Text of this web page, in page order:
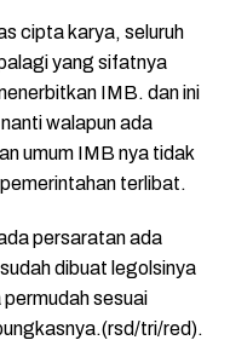
cipta karya, seluruh
yang sifatnya
IMB. dan ini
walapun ada
umum IMB nya tidak
terlibat.
persaratan ada
dibuat legolsinya
sesuai
tri/red).